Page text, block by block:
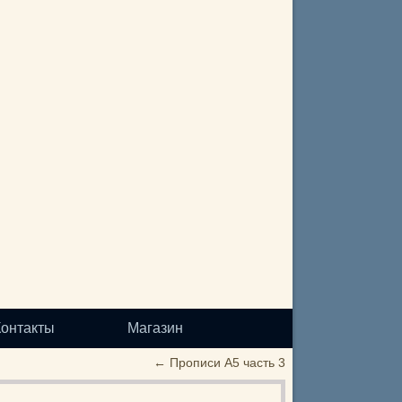
Магазин
← Прописи А5 часть 3